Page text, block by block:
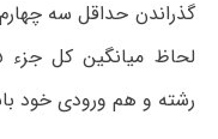
رشته و هم ورودی خود